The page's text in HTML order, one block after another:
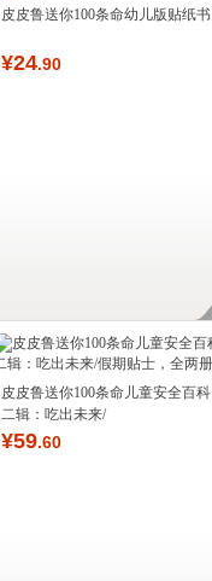
皮皮鲁送你100条命幼儿版贴纸书
¥24.90
皮皮鲁送你100条命儿童安全百
二辑：吃出未来/
¥59.60